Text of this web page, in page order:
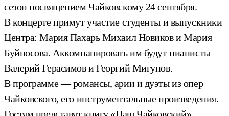
сезон посвящением Чайковскому 24 сентября.
В концерте примут участие студенты и выпускники
Центра: Мария Пахарь Михаил Новиков и Мария
Буйносова. Аккомпанировать им будут пианисты
Валерий Герасимов и Георгий Мигунов.
В программе — романсы, арии и дуэты из опер
Чайковского, его инструментальные произведения.